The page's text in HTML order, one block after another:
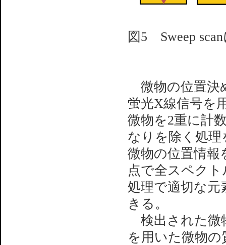
図5 Sweep
微物の位置決
蛍光X線信号を
微物を2重に計
なりを除く処
微物の位置情報
点で全スペク
処理で適切な
きる。
検出された微
を用いた微物